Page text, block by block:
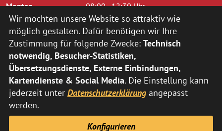
Montag
08:00 - 12:30 Uhr
Dienstag
08.00 - 12.30 Uhr und 14.00 - 16.00
Uhr
Mittwoch
08.00 - 12.30 Uhr
Donnerstag
14.00 - 18.00 Uhr
Freitag
08.00 - 12.00 Uhr
zusätzlich nach vorheriger Terminvereinbarung:
Montag
14:00 - 16:00 Uhr
Donnerstag
Abweichende Sprechzeiten der Fachbereiche können Sie
Wir möchten unsere Website so attraktiv wie
möglich gestalten. Dafür benötigen wir Ihre
Zustimmung für folgende Zwecke: Technisch
notwendig, Besucher-Statistiken,
Übersetzungsdienste, Externe Einbindungen,
Kartendienste & Social Media. Die Einstellung kann
jederzeit unter Datenschutzerklärung angepasst
werden.
Konfigurieren